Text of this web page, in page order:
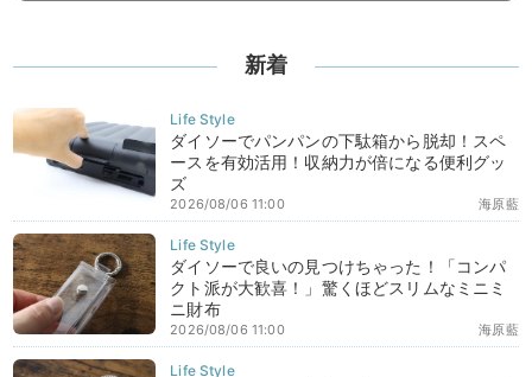
新着
ダイソーでパンパンの下駄箱から脱却！スペ
ースを有効活用！収納力が倍になる便利グッ
ズ
海原藍
2026/08/06 11:00
ダイソーで良いの見つけちゃった！「コンパ
クト派が大歓喜！」驚くほどスリムなミニミ
ニ財布
海原藍
2026/08/06 11:00